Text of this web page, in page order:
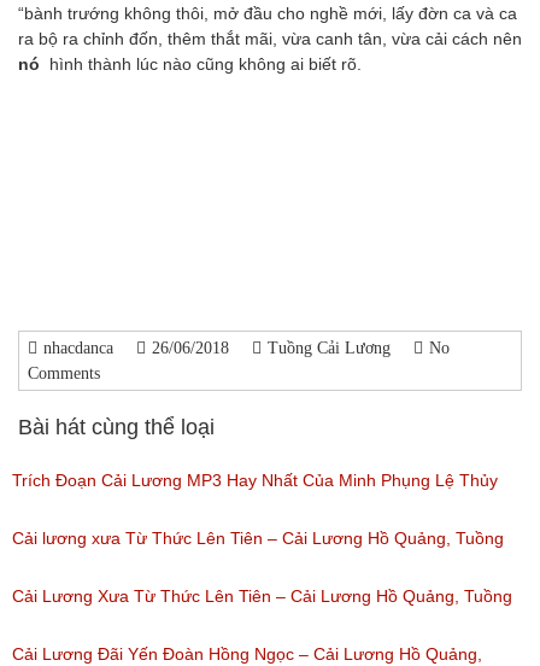
“bành trướng không thôi, mở đầu cho nghề mới, lấy đờn ca và ca
ra bộ ra chỉnh đốn, thêm thắt mãi, vừa canh tân, vừa cải cách nên
nó
hình thành lúc nào cũng không ai biết rõ.
nhacdanca 26/06/2018 Tuồng Cải Lương
No
Comments
Bài hát cùng thể loại
Trích Đoạn Cải Lương MP3 Hay Nhất Của Minh Phụng Lệ Thủy
Phần 1
(Lượt nghe: 11,531)
Cải lương xưa Từ Thức Lên Tiên – Cải Lương Hồ Quảng, Tuồng
Cổ
(Lượt nghe: 258)
Cải Lương Xưa Từ Thức Lên Tiên – Cải Lương Hồ Quảng, Tuồng
Cổ
Cải Lương Đãi Yến Đoàn Hồng Ngọc – Cải Lương Hồ Quảng,